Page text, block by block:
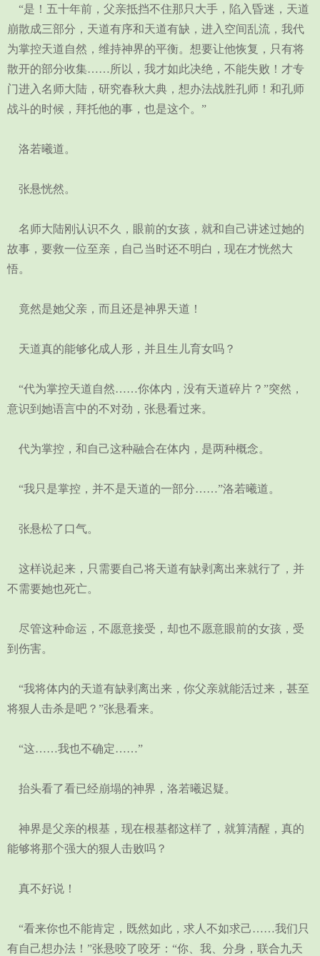
“是！五十年前，父亲抵挡不住那只大手，陷入昏迷，天道
崩散成三部分，天道有序和天道有缺，进入空间乱流，我代
为掌控天道自然，维持神界的平衡。想要让他恢复，只有将
散开的部分收集……所以，我才如此决绝，不能失败！才专
门进入名师大陆，研究春秋大典，想办法战胜孔师！和孔师
战斗的时候，拜托他的事，也是这个。”
洛若曦道。
张悬恍然。
名师大陆刚认识不久，眼前的女孩，就和自己讲述过她的
故事，要救一位至亲，自己当时还不明白，现在才恍然大
悟。
竟然是她父亲，而且还是神界天道！
天道真的能够化成人形，并且生儿育女吗？
“代为掌控天道自然……你体内，没有天道碎片？”突然，
意识到她语言中的不对劲，张悬看过来。
代为掌控，和自己这种融合在体内，是两种概念。
“我只是掌控，并不是天道的一部分……”洛若曦道。
张悬松了口气。
这样说起来，只需要自己将天道有缺剥离出来就行了，并
不需要她也死亡。
尽管这种命运，不愿意接受，却也不愿意眼前的女孩，受
到伤害。
“我将体内的天道有缺剥离出来，你父亲就能活过来，甚至
将狠人击杀是吧？”张悬看来。
“这……我也不确定……”
抬头看了看已经崩塌的神界，洛若曦迟疑。
神界是父亲的根基，现在根基都这样了，就算清醒，真的
能够将那个强大的狠人击败吗？
真不好说！
“看来你也不能肯定，既然如此，求人不如求己……我们只
有自己想办法！”张悬咬了咬牙：“你、我、分身，联合九天